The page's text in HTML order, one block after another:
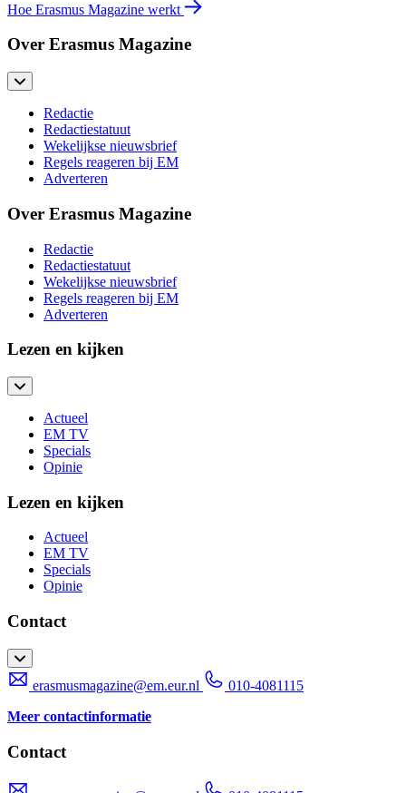
Hoe Erasmus Magazine werkt
Over Erasmus Magazine
Redactie
Redactiestatuut
Wekelijkse nieuwsbrief
Regels reageren bij EM
Adverteren
Over Erasmus Magazine
Redactie
Redactiestatuut
Wekelijkse nieuwsbrief
Regels reageren bij EM
Adverteren
Lezen en kijken
Actueel
EM TV
Specials
Opinie
Lezen en kijken
Actueel
EM TV
Specials
Opinie
Contact
erasmusmagazine@em.eur.nl
010-4081115
Meer contactinformatie
Contact